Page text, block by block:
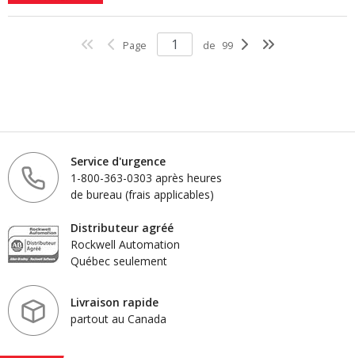
Page de 99
Service d'urgence
1-800-363-0303 après heures
de bureau (frais applicables)
Distributeur agréé
Rockwell Automation
Québec seulement
Livraison rapide
partout au Canada